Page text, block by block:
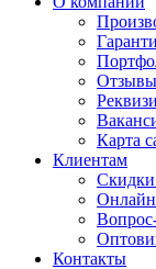
Отзывы
Карта
Клиентам
Контакты